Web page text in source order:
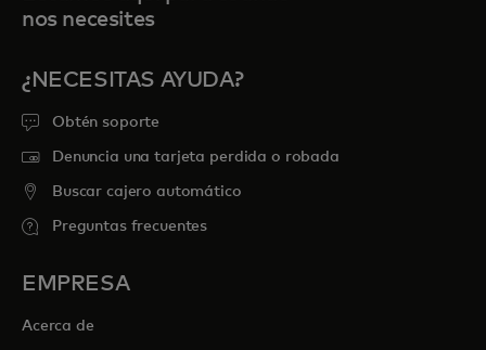
nos necesites
¿NECESITAS AYUDA?
Obtén soporte
Denuncia una tarjeta perdida o robada
Buscar cajero automático
Preguntas frecuentes
EMPRESA
Acerca de